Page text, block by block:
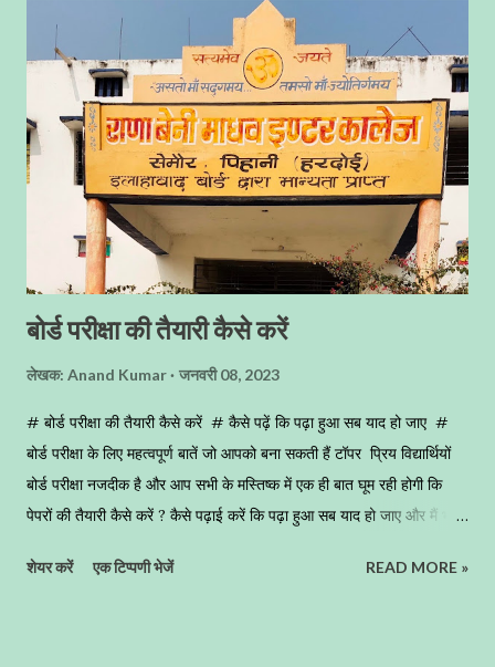
पेश करते हैं । शायद इनके घोंसलों का निर्माण नर पक्षियों द्वारा किया जाता है । इन्हें
आप पक्षियों का इंजीनियर कहें तो अतिश्योक्ति न होगी । यह समूह में रहना पसन्द
करते हैैं , क्योंकि इसकी वजह से इसके बच्चों को परभक्षियों से सुरक्षा प्रदान होती है
। बया प्रजाति के पक्षी पूरे भारतीय उपमहादीप और दक्षिण पूर्वी एशिया में देखने को
मिलते है। इनका स्वर चीं ...
बोर्ड परीक्षा की तैयारी कैसे करें
लेखक: Anand Kumar जनवरी 08, 2023
# बोर्ड परीक्षा की तैयारी कैसे करें # कैसे पढ़ें कि पढ़ा हुआ सब याद हो जाए #
बोर्ड परीक्षा के लिए महत्वपूर्ण बातें जो आपको बना सकती हैं टॉपर प्रिय विद्यार्थियों
बोर्ड परीक्षा नजदीक है और आप सभी के मस्तिष्क में एक ही बात घूम रही होगी कि
पेपरों की तैयारी कैसे करें ? कैसे पढ़ाई करें कि पढ़ा हुआ सब याद हो जाए और मैं भूलूॅं
आपको आपकी मेहनत का प्रतिफल मिल जाए बहुत से बच्चों को यह शिकायत रहती
शेयर करें एक टिप्पणी भेजें READ MORE »